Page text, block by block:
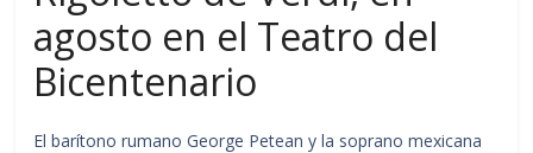
agosto en el Teatro del
Bicentenario
El barítono rumano George Petean y la soprano mexicana